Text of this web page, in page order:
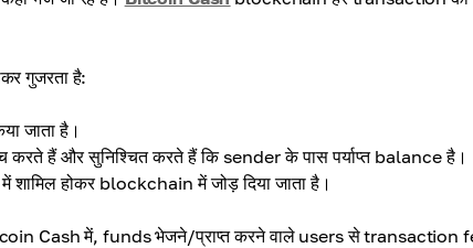
गुजरता है:
जाता है।
हैं और सुनिश्चित करते हैं कि sender के पास पर्याप्त balance है।
होकर blockchain में जोड़ दिया जाता है।
Cash में, funds भेजने/प्राप्त करने वाले users से transaction